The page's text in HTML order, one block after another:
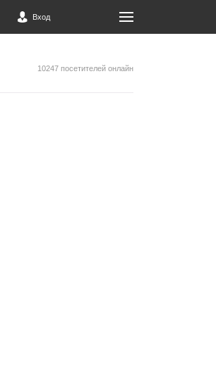
Вход
10247 посетителей онлайн